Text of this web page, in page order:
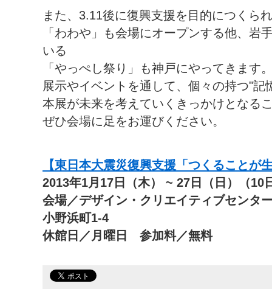
また、3.11後に復興支援を目的につくら
「わわや」も会場にオープンする他、岩
いる
「やっぺし祭り」も神戸にやってきます
展示やイベントを通して、個々の持つ"記
本展が未来を考えていくきっかけとなる
ぜひ会場に足をお運びください。
【東日本大震災復興支援「つくることが
2013年1月17日（木） ~ 27日（日）（10
会場／デザイン・クリエイティブセンタ
小野浜町1-4
休館日／月曜日 参加料／無料